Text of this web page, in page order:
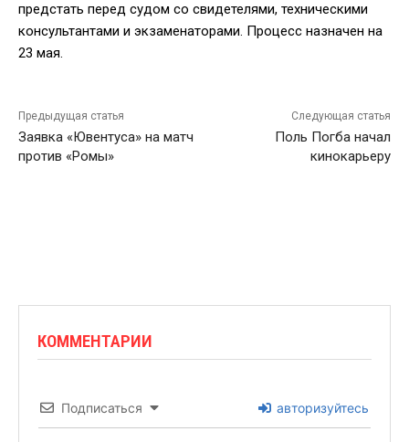
предстать перед судом со свидетелями, техническими
консультантами и экзаменаторами. Процесс назначен на
23 мая.
Предыдущая статья
Заявка «Ювентуса» на матч
против «Ромы»
Следующая статья
Поль Погба начал
кинокарьеру
КОММЕНТАРИИ
Подписаться авторизуйтесь